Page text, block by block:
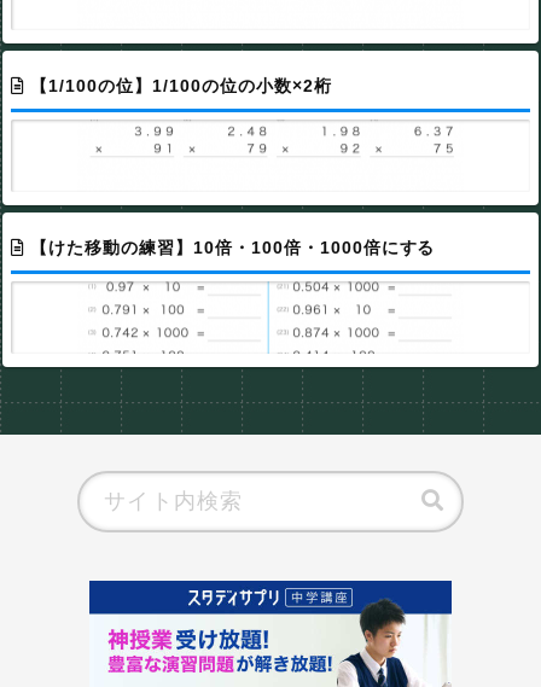
【1/100の位】1/100の位の小数×2桁
【けた移動の練習】10倍・100倍・1000倍にする